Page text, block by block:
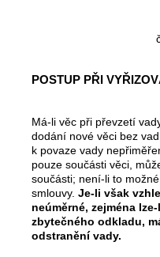
POSTUP PŘI
Má-li věc při převzetí
dodání nové věci bez
k povaze vady
pouze součásti věci,
součásti; není-li to
smlouvy. Je-li však
neúměrné, zejména
zbytečného odkladu,
odstranění vady.